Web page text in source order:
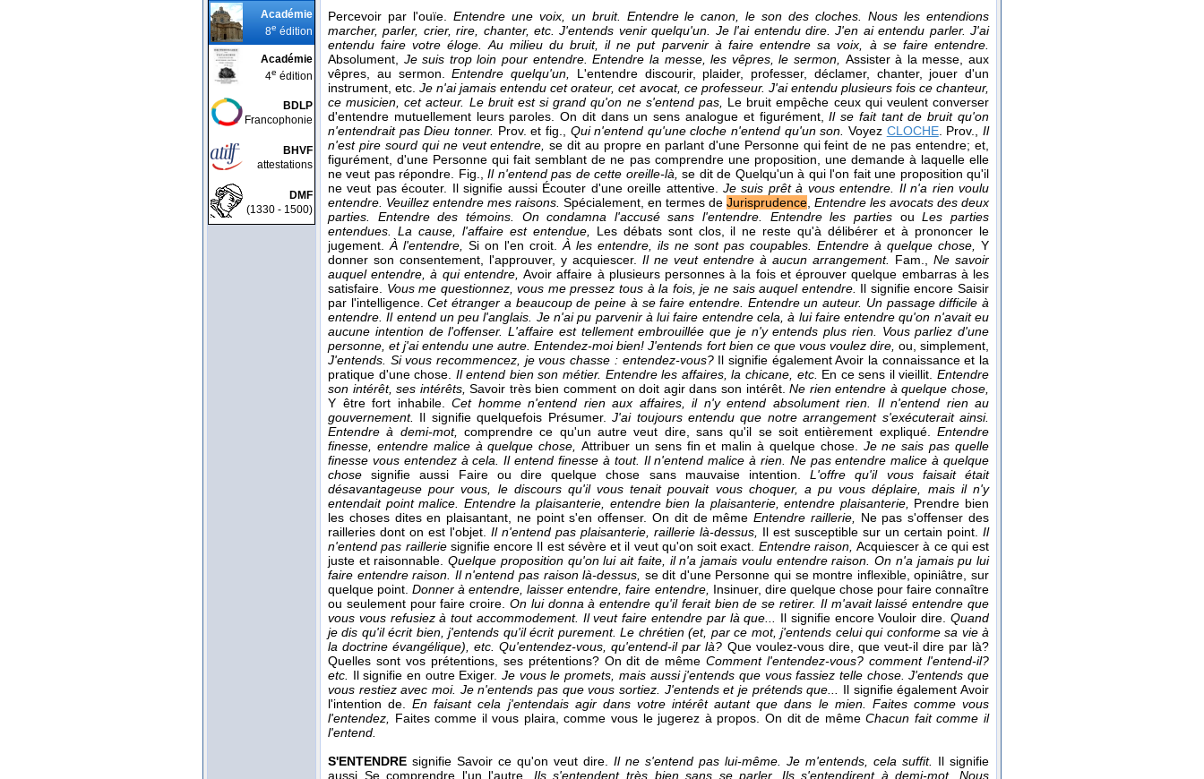
Académie
8e édition
Académie
4e édition
BDLP
Francophonie
BHVF
attestations
DMF
(1330 - 1500)
Percevoir par l'ouïe. Entendre une voix, un bruit. Entendre le canon, le son des cloches. Nous les entendions
marcher, parler, crier, rire, chanter, etc. J'entends venir quelqu'un. Je l'ai entendu dire. J'en ai entendu parler. J'ai
entendu faire votre éloge. Au milieu du bruit, il ne put parvenir à faire entendre sa voix, à se faire entendre.
Absolument, Je suis trop loin pour entendre.Entendre la messe, les vêpres, le sermon, Assister à la messe, aux
vêpres, au sermon.Entendre quelqu'un, L'entendre discourir, plaider, professer, déclamer, chanter, jouer d'un
instrument, etc.Je n'ai jamais entendu cet orateur, cet avocat, ce professeur. J'ai entendu plusieurs fois ce chanteur,
ce musicien, cet acteur. Le bruit est si grand qu'on ne s'entend pas, Le bruit empêche ceux qui veulent converser
d'entendre mutuellement leurs paroles. On dit dans un sens analogue et figurément,Il se fait tant de bruit qu'on
n'entendrait pas Dieu tonner. Prov. et fig., Qui n'entend qu'une cloche n'entend qu'un son.Voyez CLOCHE. Prov.,Il
n'est pire sourd qui ne veut entendre,se dit au propre en parlant d'une Personne qui feint de ne pas entendre; et,
figurément, d'une Personne qui fait semblant de ne pas comprendre une proposition, une demande à laquelle elle
ne veut pas répondre. Fig.,Il n'entend pas de cette oreille-là,se dit de Quelqu'un à qui l'on fait une proposition qu'il
ne veut pas écouter. Il signifie aussi Écouter d'une oreille attentive. Je suis prêt à vous entendre. Il n'a rien voulu
entendre. Veuillez entendre mes raisons. Spécialement, en termes de Jurisprudence, Entendre les avocats des deux
parties. Entendre des témoins. On condamna l'accusé sans l'entendre. Entendre les parties ouLes parties
entendues. La cause, l'affaire est entendue, Les débats sont clos, il ne reste qu'à délibérer et à prononcer le
jugement.À l'entendre, Si on l'en croit.À les entendre, ils ne sont pas coupables. Entendre à quelque chose, Y
donner son consentement, l'approuver, y acquiescer. Il ne veut entendre à aucun arrangement. Fam., Ne savoir
auquel entendre, à qui entendre,Avoir affaire à plusieurs personnes à la fois et éprouver quelque embarras à les
satisfaire. Vous me questionnez, vous me pressez tous à la fois, je ne sais auquel entendre. Il signifie encore Saisir
par l'intelligence.Cet étranger a beaucoup de peine à se faire entendre. Entendre un auteur. Un passage difficile à
entendre. Il entend un peu l'anglais. Je n'ai pu parvenir à lui faire entendre cela, à lui faire entendre qu'on n'avait eu
aucune intention de l'offenser. L'affaire est tellement embrouillée que je n'y entends plus rien. Vous parliez d'une
personne, et j'ai entendu une autre. Entendez-moi bien! J'entends fort bien ce que vous voulez dire, ou, simplement,
J'entends. Si vous recommencez, je vous chasse : entendez-vous? Il signifie également Avoir la connaissance et la
pratique d'une chose. Il entend bien son métier. Entendre les affaires, la chicane, etc. En ce sens il vieillit.Entendre
son intérêt, ses intérêts,Savoir très bien comment on doit agir dans son intérêt.Ne rien entendre à quelque chose,
Y être fort inhabile. Cet homme n'entend rien aux affaires, il n'y entend absolument rien. Il n'entend rien au
gouvernement. Il signifie quelquefois Présumer.J'ai toujours entendu que notre arrangement s'exécuterait ainsi.
Entendre à demi-mot, comprendre ce qu'un autre veut dire, sans qu'il se soit entièrement expliqué. Entendre
finesse, entendre malice à quelque chose,Attribuer un sens fin et malin à quelque chose. Je ne sais pas quelle
finesse vous entendez à cela. Il entend finesse à tout. Il n'entend malice à rien. Ne pas entendre malice à quelque
chosesignifie aussi Faire ou dire quelque chose sans mauvaise intention.L'offre qu'il vous faisait était
désavantageuse pour vous, le discours qu'il vous tenait pouvait vous choquer, a pu vous déplaire, mais il n'y
entendait point malice. Entendre la plaisanterie, entendre bien la plaisanterie, entendre plaisanterie, Prendre bien
les choses dites en plaisantant, ne point s'en offenser. On dit de mêmeEntendre raillerie, Ne pas s'offenser des
railleries dont on est l'objet. Il n'entend pas plaisanterie, raillerie là-dessus, Il est susceptible sur un certain point. Il
n'entend pas raillerie signifie encore Il est sévère et il veut qu'on soit exact. Entendre raison, Acquiescer à ce qui est
juste et raisonnable.Quelque proposition qu'on lui ait faite, il n'a jamais voulu entendre raison. On n'a jamais pu lui
faire entendre raison. Il n'entend pas raison là-dessus, se dit d'une Personne qui se montre inflexible, opiniâtre, sur
quelque point.Donner à entendre,laisser entendre, faire entendre, Insinuer, dire quelque chose pour faire connaître
ou seulement pour faire croire. On lui donna à entendre qu'il ferait bien de se retirer. Il m'avait laissé entendre que
vous vous refusiez à tout accommodement. Il veut faire entendre par là que... Il signifie encore Vouloir dire.Quand
je dis qu'il écrit bien, j'entends qu'il écrit purement. Le chrétien (et, par ce mot, j'entends celui qui conforme sa vie à
la doctrine évangélique), etc.Qu'entendez-vous, qu'entend-il par là? Que voulez-vous dire, que veut-il dire par là?
Quelles sont vos prétentions, ses prétentions? On dit de mêmeComment l'entendez-vous? comment l'entend-il?
etc. Il signifie en outre Exiger.Je vous le promets, mais aussi j'entends que vous fassiez telle chose. J'entends que
vous restiez avec moi. Je n'entends pas que vous sortiez. J'entends et je prétends que... Il signifie également Avoir
l'intention de.En faisant cela j'entendais agir dans votre intérêt autant que dans le mien. Faites comme vous
l'entendez, Faites comme il vous plaira, comme vous le jugerez à propos. On dit de mêmeChacun fait comme il
l'entend.
S'ENTENDRE signifie Savoir ce qu'on veut dire. Il ne s'entend pas lui-même. Je m'entends, cela suffit. Il signifie
aussi Se comprendre l'un l'autre. Ils s'entendent très bien sans se parler. Ils s'entendirent à demi-mot. Nous